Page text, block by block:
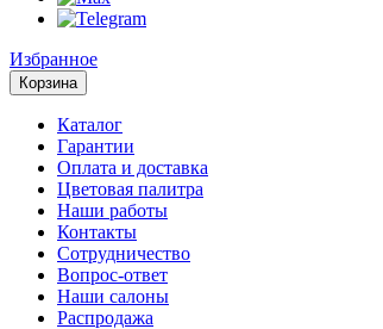
Избранное
Корзина
Каталог
Гарантии
Оплата и доставка
Цветовая палитра
Наши работы
Контакты
Сотрудничество
Вопрос-ответ
Наши салоны
Распродажа